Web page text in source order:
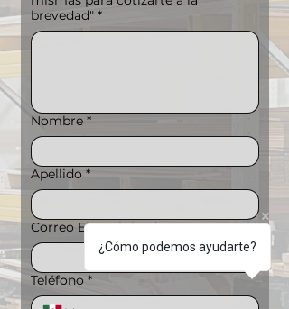
brevedad" *
Nombre *
Apellido *
Correo Electrónico *
Teléfono *
¿Cómo podemos ayudarte?